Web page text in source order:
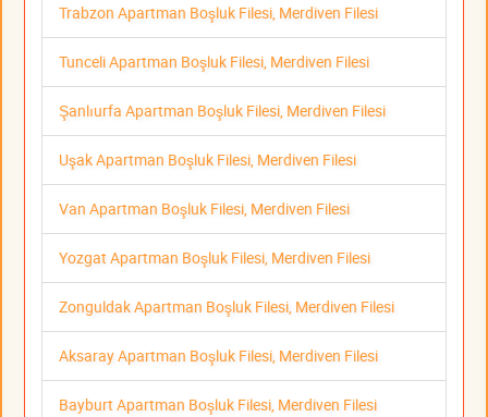
Trabzon Apartman Boşluk Filesi, Merdiven Filesi
Tunceli Apartman Boşluk Filesi, Merdiven Filesi
Şanlıurfa Apartman Boşluk Filesi, Merdiven Filesi
Uşak Apartman Boşluk Filesi, Merdiven Filesi
Van Apartman Boşluk Filesi, Merdiven Filesi
Yozgat Apartman Boşluk Filesi, Merdiven Filesi
Zonguldak Apartman Boşluk Filesi, Merdiven Filesi
Aksaray Apartman Boşluk Filesi, Merdiven Filesi
Bayburt Apartman Boşluk Filesi, Merdiven Filesi